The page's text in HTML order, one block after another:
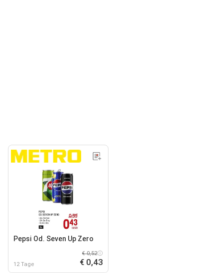
Pepsi Od. Seven Up Zero
12 Tage
€ 0,52
€ 0,43